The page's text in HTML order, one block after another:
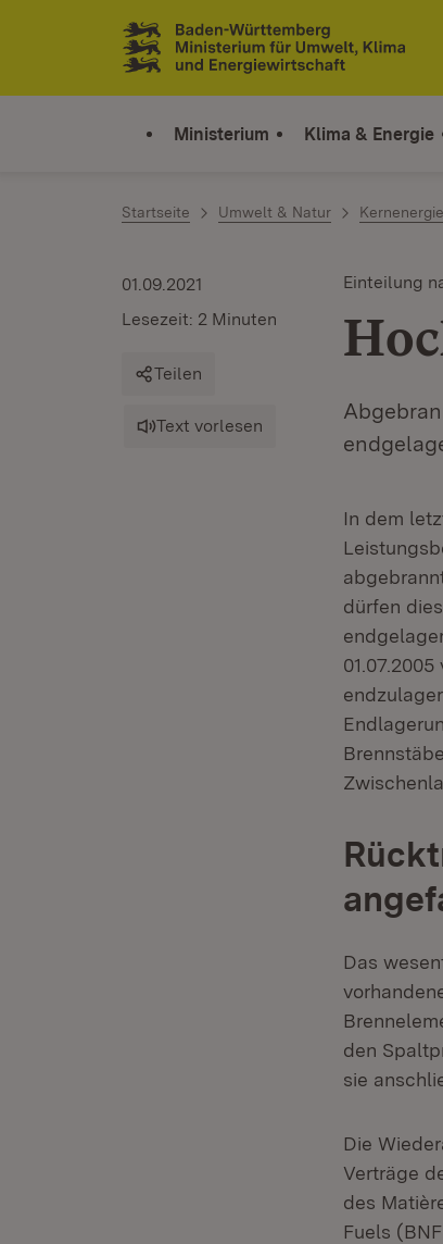
Zum Inhalt springen
Link zur Startseite
Ministerium Klima & Energie
Startseite Umwelt & Natur Kernenergie
Einteilung
01.09.2021
Lesezeit: 2 Minuten
Teilen
Text vorlesen
In dem
dürfen
Das
den
sie
Die
Verträge
des
Fuels